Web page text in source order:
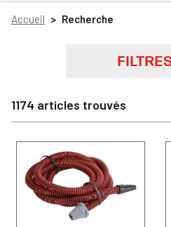
Accueil Recherche
1174 articles trouvés